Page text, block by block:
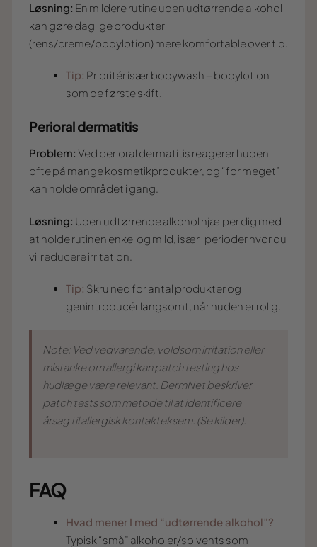
Løsning: En mildere rutine uden udtørrende alkohol
kan gøre daglige produkter
(rens/creme/bodylotion) mere komfortable over tid.
Tip: Prioritér især bodywash + bodylotion
som de første skift.
Perioral dermatitis
Problem: Ved perioral dermatitis reagerer huden
ofte på mange kosmetikprodukter, og “for meget”
kan holde området i gang.
Løsning: Uden udtørrende alkohol hjælper dig med
at holde rutinen enkel og mild, især i perioder hvor du
vil reducere irritation.
Tip: Skru ned for antal produkter og
genintroducér langsomt, når huden er rolig.
Note: Ved vedvarende, voldsom irritation eller
mistanke om allergi kan patch testing hos
hudlæge være relevant. DermNet beskriver
patch tests som metode til at identificere
årsag til allergisk kontakteksem. (Se kilder).
FAQ
Hvad mener I med “udtørrende alkohol”?
Typisk “små” alkoholer/solvents som